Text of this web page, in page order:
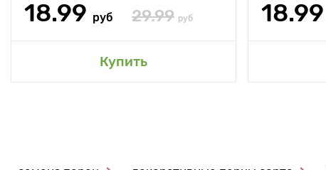
18.99 руб 29.99 руб
Купить
18.99